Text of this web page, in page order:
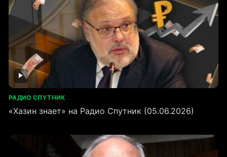
РАДИО СПУТНИК
«Хазин знает» на Радио Спутник (05.06.2026)